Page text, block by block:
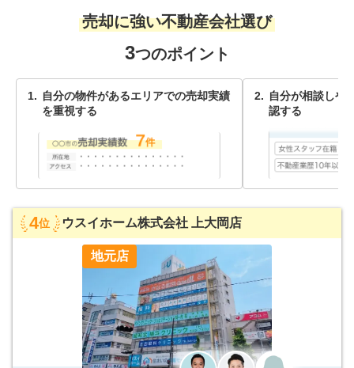
売却に強い不動産会社選び
3つのポイント
自分の物件があるエリアでの売却実績
を重視する
自分が相談しや
認する
4位 ウスイホーム株式会社 上大岡店
地元店